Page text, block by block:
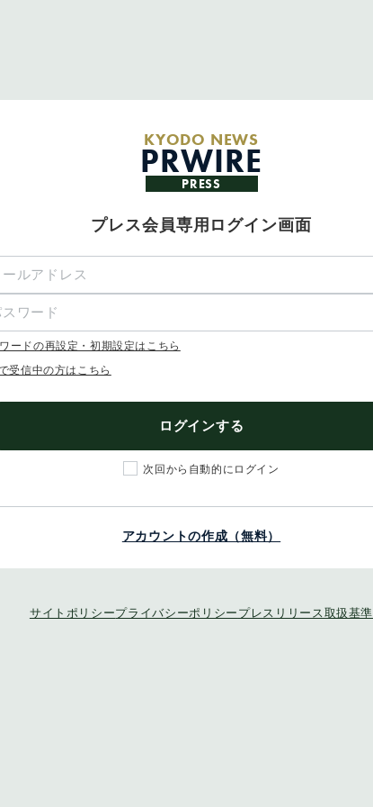
KYODO NEWS
PRWIRE
PRESS
プレス会員専用ログイン画面
ードの再設定・初期設定はこちら
受信中の方はこちら
ログインする
次回から自動的にログイン
アカウントの作成（無料）
サイトポリシープライバシーポリシー プレスリリース取扱基準